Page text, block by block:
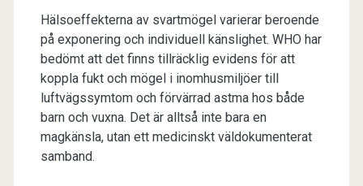
Hälsoeffekterna av svartmögel varierar beroende
på exponering och individuell känslighet. WHO har
bedömt att det finns tillräcklig evidens för att
koppla fukt och mögel i inomhusmiljöer till
luftvägssymtom och förvärrad astma hos både
barn och vuxna. Det är alltså inte bara en
magkänsla, utan ett medicinskt väldokumenterat
samband.